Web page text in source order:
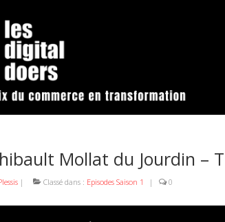
Mollat du Jourdin –
| Classé dans : Episodes Saison 1 | 0